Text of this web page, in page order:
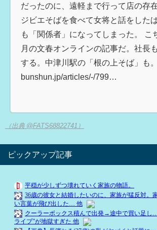
だったのに、遠軽まで行って店の存
ジビエそばを食べて女将と話をした
も「関係者」になってしまった。 こ
月の文春オンラインの記事だ。社長
する。中津川駅の「根の上そば」も。
bunshun.jp/articles/-/799…
（出典 @FATS68822741）
ピックアップ記事